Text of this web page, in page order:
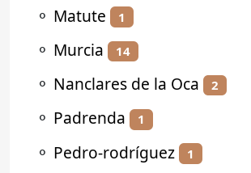
⚬ Matute 1
⚬ Murcia 14
⚬ Nanclares de la Oca 2
⚬ Padrenda 1
⚬ Pedro-rodríguez 1